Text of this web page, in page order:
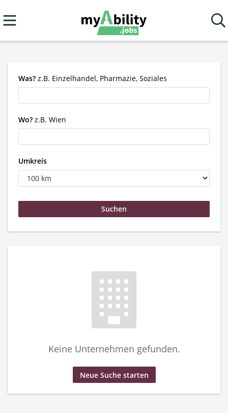
Was? z.B. Einzelhandel, Pharmazie, Soziales
Wo? z.B. Wien
Umkreis
Keine Unternehmen gefunden.
Neue Suche starten